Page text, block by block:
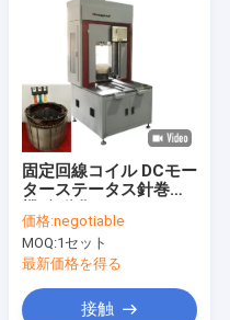
固定回線コイル DCモー
ターステータス針巻き
価格:negotiable
MOQ:1セット
最新価格を得る
接触